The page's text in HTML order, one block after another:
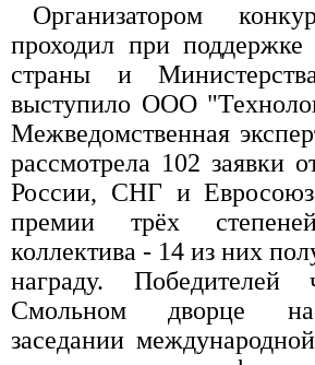
Организатором
проходил при поддержке
страны и
выступило ООО
Межведомственная
рассмотрела 102 заявки
России, СНГ и
премии трёх
коллектива - 14 из них
награду. Победителей
Смольном дворце
заседании